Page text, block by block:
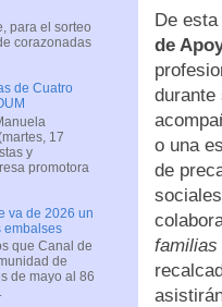
De
de
durante
o una
de
familias
para el sorteo
corazonadas
de Cuatro
17
y
promotora
va de 2026 un
embalses
que Canal de
de
de mayo al 86